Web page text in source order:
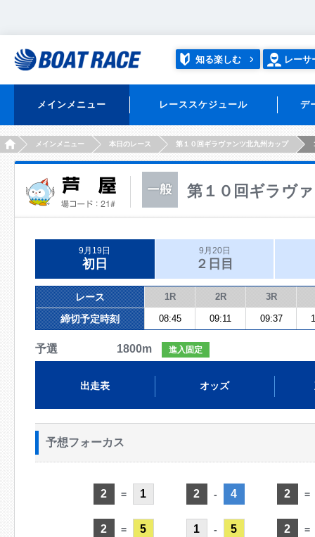
知る楽しむ レーサ
メインメニュー レーススケジュール デ
HOMEメインメニュー 本日のレース 第１０回ギラヴァンツ北九州カップ
第１０回ギラヴ
9月19日
初日
9月20日
２日目
レース 1R 2R 3R
締切予定時刻 08:45 09:11 09:37
予選 1800m 進入固定
出走表 オッズ
予想フォーカス
2 = 1
2 = 5
2 - 4
1 - 5
2 =
2 =